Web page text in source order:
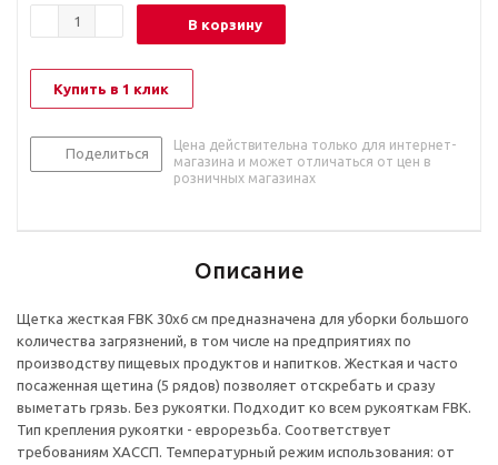
В корзину
Купить в 1 клик
Поделиться
Цена действительна только для интернет-
магазина и может отличаться от цен в
розничных магазинах
Описание
Щетка жесткая FBK 30х6 см предназначена для уборки большого
количества загрязнений, в том числе на предприятиях по
производству пищевых продуктов и напитков. Жесткая и часто
посаженная щетина (5 рядов) позволяет отскребать и сразу
выметать грязь. Без рукоятки. Подходит ко всем рукояткам FBK.
Тип крепления рукоятки - еврорезьба. Соответствует
требованиям ХАССП. Температурный режим использования: от